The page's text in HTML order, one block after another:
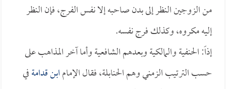
من الزوجين النظر إلى بدن صاحبه إلا نفس الفرج، فإن النظر
إليه مكروه، وكذلك فرج نفسه.
إذاً: الحنفية والمالكية وبعدهم الشافعية وأما آخر المذاهب على
حسب الترتيب الزمني وهم الحنابلة، فقال الإمامابن قدامةفي